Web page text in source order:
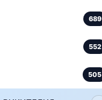
689
552
505